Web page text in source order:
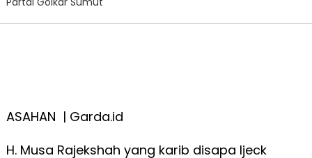
ASAHAN | Garda.id
H. Musa Rajekshah yang karib disapa Ijeck